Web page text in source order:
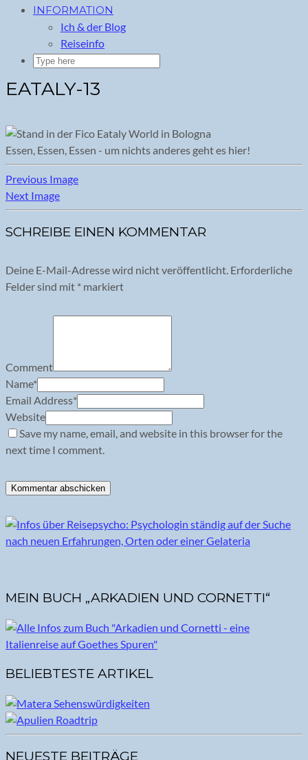
INFORMATION
Ich & der Blog
Reiseinfo
EATALY-13
Essen, Essen, Essen - um nichts anderes geht es hier!
Previous Image
Next Image
SCHREIBE EINEN KOMMENTAR
Deine E-Mail-Adresse wird nicht veröffentlicht. Erforderliche
Felder sind mit * markiert
Comment
Name*
Email Address*
Website
Save my name, email, and website in this browser for the
next time I comment.
MEIN BUCH „ARKADIEN UND CORNETTI“
BELIEBTESTE ARTIKEL
NEUESTE BEITRÄGE